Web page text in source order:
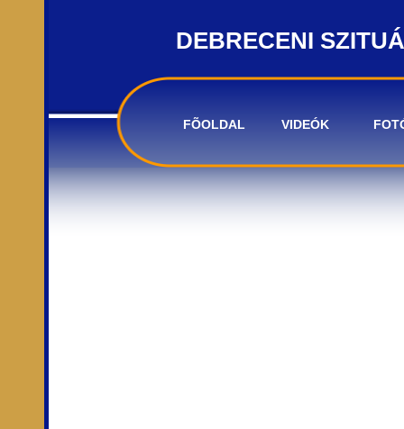
DEBRECENI
FÕOLDAL VIDEÓK